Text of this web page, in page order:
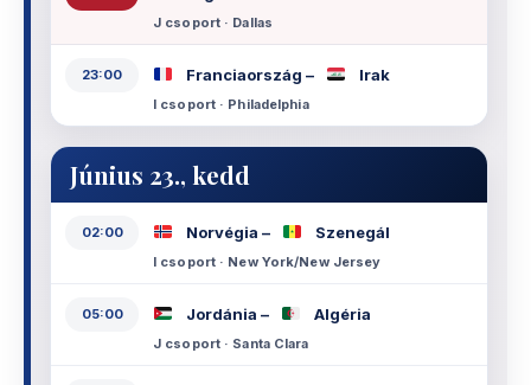
J csoport · Dallas
23:00 Franciaország – Irak
I csoport · Philadelphia
Június 23., kedd
02:00 Norvégia – Szenegál
I csoport · New York/New Jersey
05:00 Jordánia – Algéria
J csoport · Santa Clara